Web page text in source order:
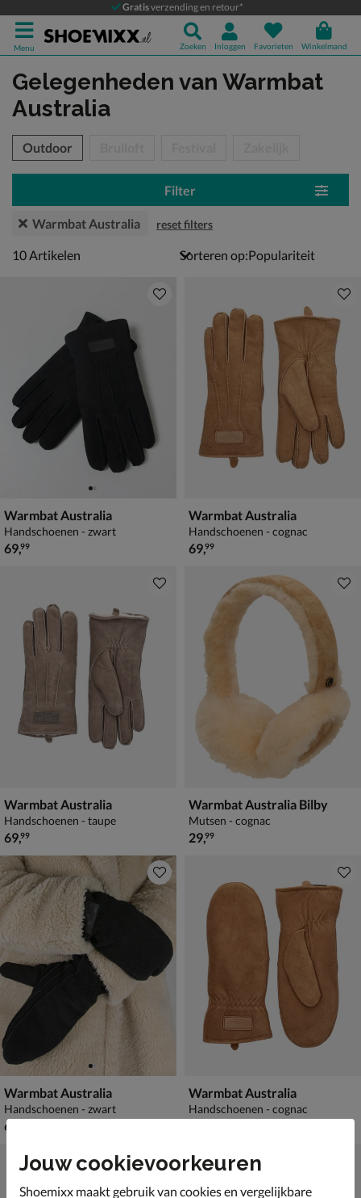
Gratisverzending en retour*
Menu Zoeken Inloggen Favorieten Winkelmand
Gelegenheden van Warmbat
Australia
over
Outdoor
Filter
Warmbat Australia reset filters
10 artikelen
10Artikelen Sorteren op:
Warmbat Australia
Handschoenen - zwart
€ 69,99
69,99
Warmbat Australia
Handschoenen - cognac
€ 69,99
69,99
Warmbat Australia
Handschoenen - taupe
€ 69,99
69,99
Warmbat Australia Bilby
Mutsen - cognac
€ 29,99
29,99
Warmbat Australia
Handschoenen - zwart
€ 69,99
69
Warmbat Australia
Handschoenen - cognac
Jouw cookievoorkeuren
Shoemixx maakt gebruik van cookies en vergelijkbare